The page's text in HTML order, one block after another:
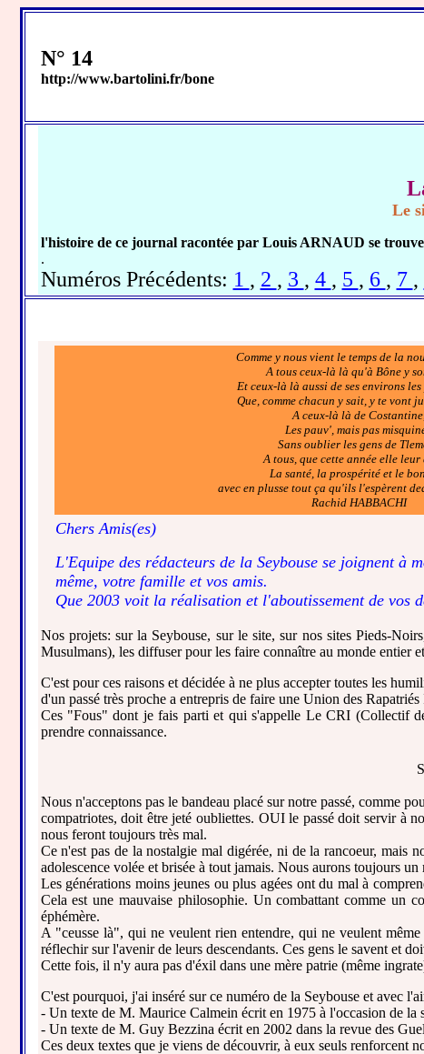
N° 14
http://www.bartolini.fr/bone
Le
l'histoire de ce journal racontée par Louis ARNAUD se
.
Numéros Précédents: 1 , 2 , 3 , 4 , 5 , 6 , 7 ,
Comme y nous vient le temps de la
A tous ceux-là là qu'à Bône y
Et ceux-là là aussi de ses environs
Que, comme chacun y sait, y te vont
A ceux-là là de
Les pauv', mais pas
Sans oublier les gens de
A tous, que cette année elle leur
La santé, la prospérité et le
avec en plusse tout ça qu'ils l'espèrent
Rachid HABBACHI
Chers Amis(es)
L'Equipe des rédacteurs de la Seybouse se joignent à
même, votre famille et vos amis.
Que 2003 voit la réalisation et l'aboutissement de vos
Nos projets: sur la Seybouse, sur le site, sur nos sites Pieds-
Musulmans), les diffuser pour les faire connaître au monde entier
C'est pour ces raisons et décidée à ne plus accepter toutes les
d'un passé très proche a entrepris de faire une Union des Rapatriés
Ces "Fous" dont je fais parti et qui s'appelle Le CRI (Collectif
prendre connaissance.
Nous n'acceptons pas le bandeau placé sur notre passé, comme
compatriotes, doit être jeté oubliettes. OUI le passé doit servir à
nous feront toujours très mal.
Ce n'est pas de la nostalgie mal digérée, ni de la rancoeur, mais
adolescence volée et brisée à tout jamais. Nous aurons toujours un
Les générations moins jeunes ou plus agées ont du mal à
Cela est une mauvaise philosophie. Un combattant comme un
éphémère.
A "ceusse là", qui ne veulent rien entendre, qui ne veulent
réflechir sur l'avenir de leurs descendants. Ces gens le savent et
Cette fois, il n'y aura pas d'éxil dans une mère patrie (même
C'est pourquoi, j'ai inséré sur ce numéro de la Seybouse et avec
- Un texte de M. Maurice Calmein écrit en 1975 à l'occasion de
- Un texte de M. Guy Bezzina écrit en 2002 dans la revue des
Ces deux textes que je viens de découvrir, à eux seuls renforcent